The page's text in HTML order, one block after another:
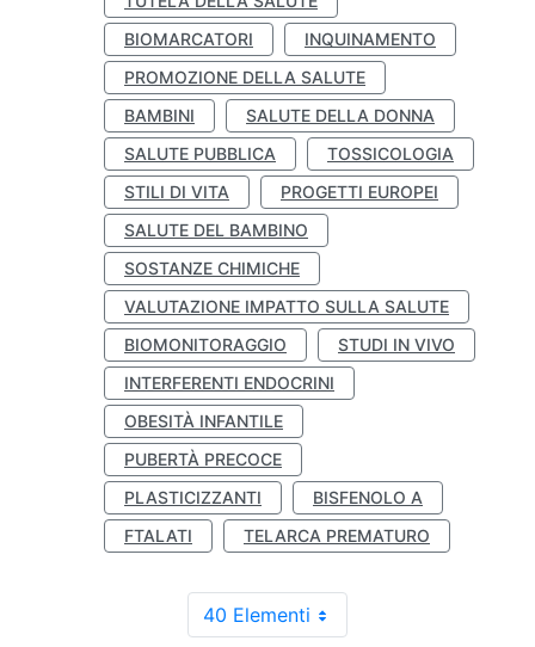
BIOMARCATORI
INQUINAMENTO
PROMOZIONE DELLA SALUTE
BAMBINI
SALUTE DELLA DONNA
SALUTE PUBBLICA
TOSSICOLOGIA
STILI DI VITA
PROGETTI EUROPEI
SALUTE DEL BAMBINO
SOSTANZE CHIMICHE
VALUTAZIONE IMPATTO SULLA SALUTE
BIOMONITORAGGIO
STUDI IN VIVO
INTERFERENTI ENDOCRINI
OBESITÀ INFANTILE
PUBERTÀ PRECOCE
PLASTICIZZANTI
BISFENOLO A
FTALATI
TELARCA PREMATURO
40 Elementi